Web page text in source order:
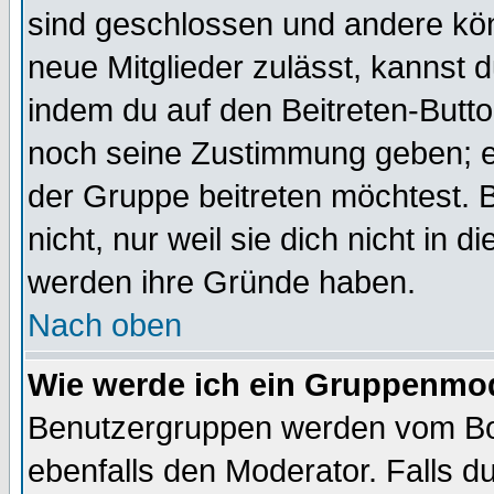
sind geschlossen und andere
neue Mitglieder zulässt, kannst
indem du auf den Beitreten-
noch seine Zustimmung geben;
der Gruppe beitreten möchtest.
nicht, nur weil sie dich nicht in
werden ihre Gründe haben.
Nach oben
Wie werde ich ein
Benutzergruppen werden vom
ebenfalls den Moderator. Falls